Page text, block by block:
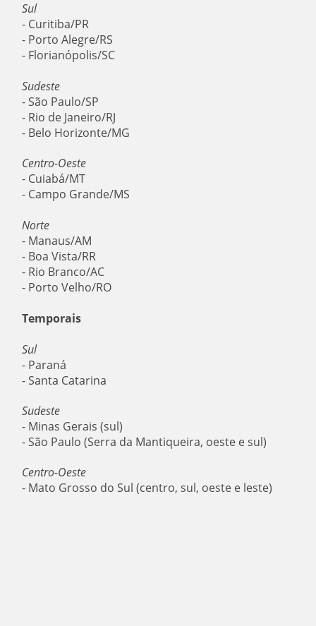
Sul
- Curitiba/PR
- Porto Alegre/RS
- Florianópolis/SC
Sudeste
- São Paulo/SP
- Rio de Janeiro/RJ
- Belo Horizonte/MG
Centro-Oeste
- Cuiabá/MT
- Campo Grande/MS
Norte
- Manaus/AM
- Boa Vista/RR
- Rio Branco/AC
- Porto Velho/RO
Temporais
Sul
- Paraná
- Santa Catarina
Sudeste
- Minas Gerais (sul)
- São Paulo (Serra da Mantiqueira, oeste e sul)
Centro-Oeste
- Mato Grosso do Sul (centro, sul, oeste e leste)